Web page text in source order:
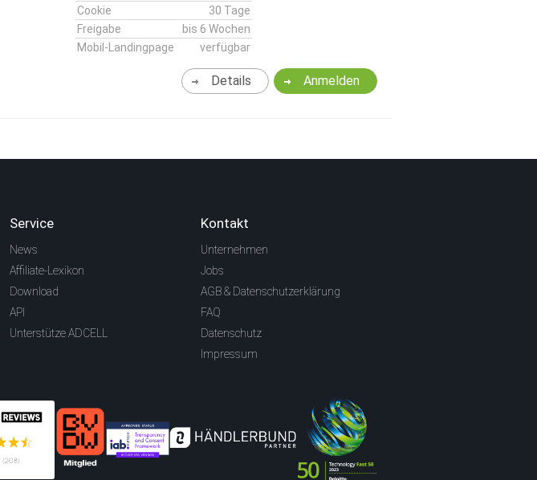
Cookie
30 Tage
Freigabe
bis 6 Wochen
Mobil-Landingpage
verfügbar
Anmelden
Details
Service
News
Affiliate-Lexikon
Download
API
Unterstütze ADCELL
Kontakt
Unternehmen
Jobs
AGB & Datenschutzerklärung
FAQ
Datenschutz
Impressum